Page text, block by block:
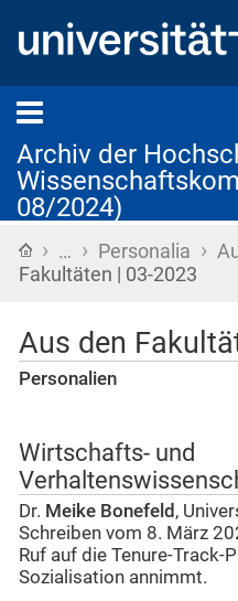
Archiv der
08/2024)
Startseite
› … › Personalia ›
Fakultäten | 03-2023
Aus den
Personalien
Wirtschafts- und
Dr. Meike Bonefeld ,
Schreiben vom 8. März
Ruf auf die Tenure-Track-
Sozialisation annimmt.